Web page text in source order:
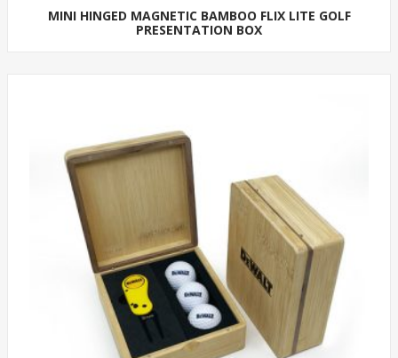
MINI HINGED MAGNETIC BAMBOO FLIX LITE GOLF
PRESENTATION BOX